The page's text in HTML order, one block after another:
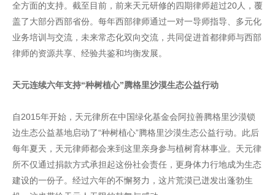
全方面的支持。截至目前，前来天元研修的四期律师超过20人，覆
盖了大部分西部省份。每年西部律师通过一对一导师指导、多元化
业务培训与交流，未来常态化双向交流，共同促进首都律师与西部
律师的资源共享、经验共鉴和均衡发展。
天元连续六年支持“种树植心”腾格里沙漠生态公益行动
自2015年开始，天元律所在中国绿化基金会阿拉善腾格里沙漠锁
边生态公益基地启动了“种树植心”腾格里沙漠生态公益行动。此后
每年夏天，天元律师都会来到这里亲身参与植树育林事业。天元律
所不仅通过捐款方式承担起这份社会责任，更身体力行地成为生态
建设的一份子。经过六年的不懈努力，这片荒漠已迸发出蓬勃生